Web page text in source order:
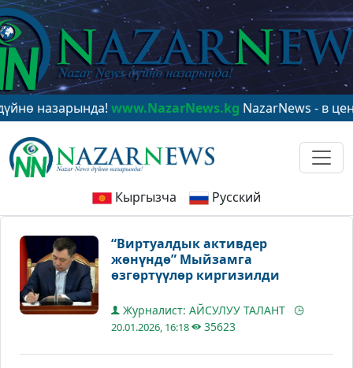
www.NazarNews.kgNazarNews - в центре
Кыргызча Русский
“Виртуалдык активдер
жөнүндө” Мыйзамга
өзгөртүүлөр киргизилди
Журналист: АЙСУЛУУ ТАЛАНТ
20.01.2026, 16:18 35623